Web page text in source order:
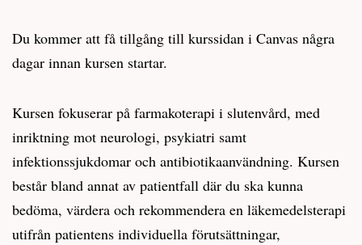
Du kommer att få tillgång till kurssidan i Canvas några
dagar innan kursen startar.
Kursen fokuserar på farmakoterapi i slutenvård, med
inriktning mot neurologi, psykiatri samt
infektionssjukdomar och antibiotikaanvändning. Kursen
består bland annat av patientfall där du ska kunna
bedöma, värdera och rekommendera en läkemedelsterapi
utifrån patientens individuella förutsättningar,